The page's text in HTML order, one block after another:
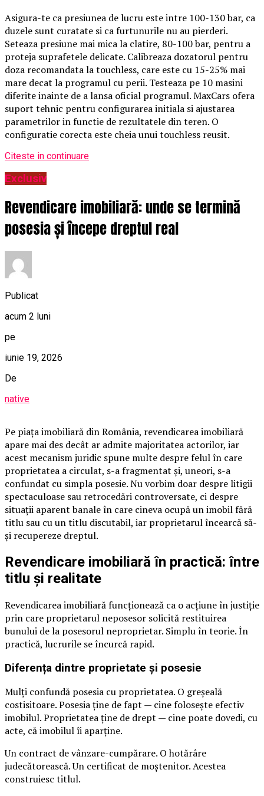
Asigura-te ca presiunea de lucru este intre 100-130 bar, ca
duzele sunt curatate si ca furtunurile nu au pierderi.
Seteaza presiune mai mica la clatire, 80-100 bar, pentru a
proteja suprafetele delicate. Calibreaza dozatorul pentru
doza recomandata la touchless, care este cu 15-25% mai
mare decat la programul cu perii. Testeaza pe 10 masini
diferite inainte de a lansa oficial programul. MaxCars ofera
suport tehnic pentru configurarea initiala si ajustarea
parametrilor in functie de rezultatele din teren. O
configuratie corecta este cheia unui touchless reusit.
Citeste in continuare
Exclusiv
Revendicare imobiliară: unde se termină
posesia și începe dreptul real
Publicat
acum 2 luni
pe
iunie 19, 2026
De
native
Pe piața imobiliară din România, revendicarea imobiliară
apare mai des decât ar admite majoritatea actorilor, iar
acest mecanism juridic spune multe despre felul în care
proprietatea a circulat, s-a fragmentat și, uneori, s-a
confundat cu simpla posesie. Nu vorbim doar despre litigii
spectaculoase sau retrocedări controversate, ci despre
situații aparent banale în care cineva ocupă un imobil fără
titlu sau cu un titlu discutabil, iar proprietarul încearcă să-
și recupereze dreptul.
Revendicare imobiliară în practică: între
titlu și realitate
Revendicarea imobiliară funcționează ca o acțiune în justiție
prin care proprietarul neposesor solicită restituirea
bunului de la posesorul neproprietar. Simplu în teorie. În
practică, lucrurile se încurcă rapid.
Diferența dintre proprietate și posesie
Mulți confundă posesia cu proprietatea. O greșeală
costisitoare. Posesia ține de fapt — cine folosește efectiv
imobilul. Proprietatea ține de drept — cine poate dovedi, cu
acte, că imobilul îi aparține.
Un contract de vânzare-cumpărare. O hotărâre
judecătorească. Un certificat de moștenitor. Acestea
construiesc titlul.